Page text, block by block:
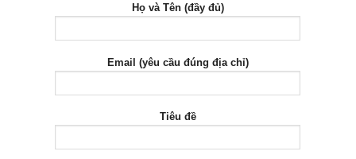
Họ và Tên (đầy đủ)
Email (yêu cầu đúng địa chỉ)
Tiêu đề